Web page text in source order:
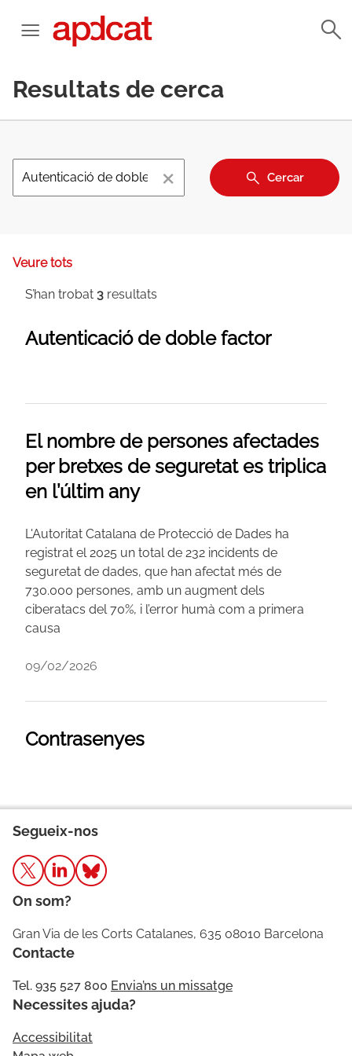
Resultats de cerca
× Cercar
Veure tots
S’han trobat 3 resultats
Autenticació de doble factor
El nombre de persones afectades
per bretxes de seguretat es triplica
en l’últim any
L'Autoritat Catalana de Protecció de Dades ha
registrat el 2025 un total de 232 incidents de
seguretat de dades, que han afectat més de
730.000 persones, amb un augment dels
ciberatacs del 70%, i l’error humà com a primera
causa
09/02/2026
Contrasenyes
Segueix-nos
On som?
Gran Via de les Corts Catalanes, 635 08010 Barcelona
Contacte
Tel. 935 527 800 Envia’ns un missatge
Necessites ajuda?
Accessibilitat